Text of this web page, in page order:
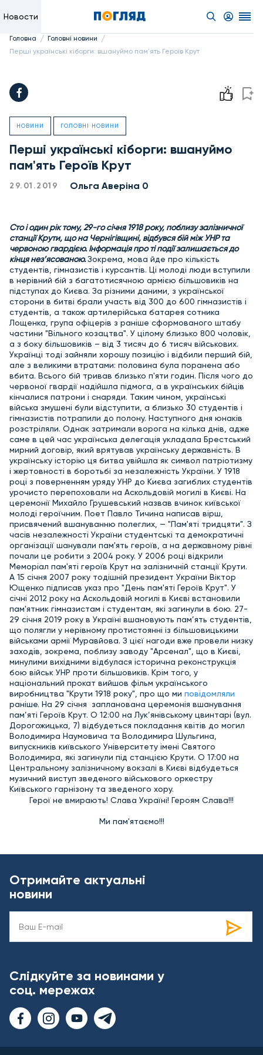
Новости
Головна / Головні новини /
Перші українські кіборги: вшануймо пам'ять Героїв Крут
НОВИНИ ГОЛОВНІ НОВИНИ
Перші українські кіборги: вшануймо
пам'ять Героїв Крут
29.01.2019 Ольга Аверіна 0
Сто і один рік тому,29-го січня 1918 року, поблизу залізничної
станції Крути, що на Чернігівщині, відбувся бій між УНР та
червоною гвардією. Інформація про ті події залишається до
кінця нез’ясованою.Зокрема, мова йде про кількість
студентів, гімназистів і курсантів. Ці молоді люди вступили
в нерівний бій з багатотисячною армією більшовиків на
підступах до Києва. За різними даними, з української
сторони в битві брали участь від 300 до 600 гімназистів і
студентів, а також артилерійська батарея сотника
Лощенка, група офіцерів з раніше сформованого штабу
частини "Вільного козацтва". У цілому близько 800 чоловік,
а з боку більшовиків – від 3 тисяч до 6 тисяч військових.
Українці тоді зайняли хорошу позицію і відбили перший бій,
але з великими втратами: половина була поранена або
вбита. Всього бій тривав близько п'яти годин. Після чого до
червоної гвардії надійшла підмога, а в українських бійців
кінчалися патрони і снаряди. Таким чином, українські
війська змушені були відступити, а близько 30 студентів і
гімназистів потрапили до полону. Наступного дня юнаків
розстріляли. Однак затримали ворога на кілька днів, адже
саме в цей час українська делегація укладала Брестський
мирний договір, який врятував українську державність. В
українську історію ця битва увійшла як символ патріотизму
і жертовності в боротьбі за незалежність України. У 1918
році з поверненням уряду УНР до Києва загиблих студентів
урочисто перепоховали на Аскольдовій могилі в Києві. На
церемонії Михайло Грушевський назвав вчинок київської
молоді героїчним. Поет Павло Тичина написав вірш,
присвячений вшануванню полеглих, — "Пам'яті тридцяти". З
часів незалежності України студентські та демократичні
організації шанували пам'ять героїв, а на державному рівні
почали це робити з 2004 року. У 2006 році відкрили
Меморіал пам'яті героїв Крут на залізничній станції Крути.
А 15 січня 2007 року тодішній президент України Віктор
Ющенко підписав указ про "День пам'яті Героїв Крут". У
січні 2012 року на Аскольдовій могилі в Києві встановили
пам'ятник гімназистам і студентам, які загинули в бою. 27-
29 січня 2019 року в Україні вшановують пам’ять студентів,
що полягли у нерівному протистоянні із більшовицькими
військами армії Муравйова. З цієї нагоди вже провели низку
заходів, зокрема, поблизу заводу "Арсенал", що в Києві,
минулими вихідними відбулася історична реконструкція
бою військ УНР проти більшовиків. Крім того, у
національний прокат вийшов фільм українського
виробництва "Крути 1918 року", про що ми повідомляли
раніше. На 29 січня запланована церемонія вшанування
пам’яті Героїв Крут. О 12:00 на Лук’янівському цвинтарі (вул.
Дорогожицька, 7) відбудеться покладання квітів до могил
Володимира Наумовича та Володимира Шульгина,
випускників київського Університету імені Святого
Володимира, які загинули під станцією Крути. О 17:00 на
Центральному залізничному вокзалі в Києві відбудеться
музичний виступ зведеного військового оркестру
Київського гарнізону та зведеного хору.
Герої не вмирають! Слава Україні! Героям Слава!!!
Ми пам'ятаємо!!!
Отримайте актуальні
новини
Слідкуйте за новинами у
соц. мережах